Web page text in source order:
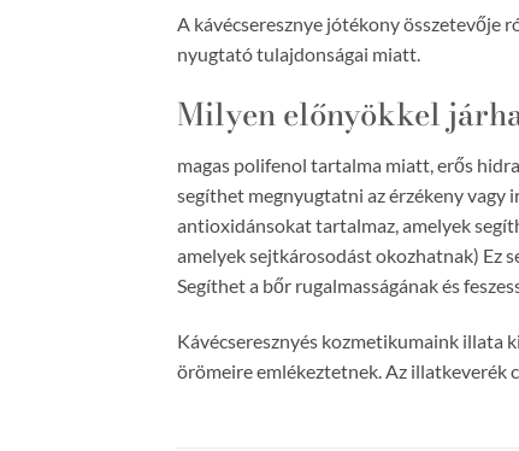
A kávécseresznye jótékony összetevője
nyugtató tulajdonságai miatt.
Milyen előnyökkel
magas polifenol tartalma miatt, erős
segíthet megnyugtatni az érzékeny
antioxidánsokat tartalmaz, amelyek
amelyek sejtkárosodást okozhatnak) Ez
Segíthet a bőr rugalmasságának és
Kávécseresznyés kozmetikumaink illata
örömeire emlékeztetnek. Az illatkeverék